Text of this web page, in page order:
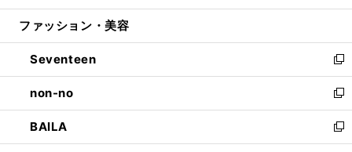
開
ウ
開
く
ン
ウ
で
開
く
ウ
ン
ド
ウ
で
開
く
ファッション・美容
Seventeen
新
し
い
ウ
ィ
ン
non-no
新
し
い
ウ
BAILA
新
し